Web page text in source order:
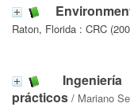
Raton, Florida : CRC
prácticos / Mariano